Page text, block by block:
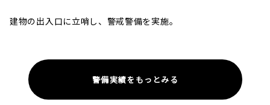
建物の出入口に立哨し、警戒警備を実施。
警備実績をもっとみる